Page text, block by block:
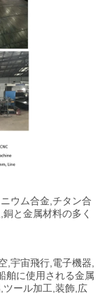
ウム合金,チタン合
と金属材料の多く
,宇宙飛行,電子機器,
舶に使用される金属
ール加工,装飾,広